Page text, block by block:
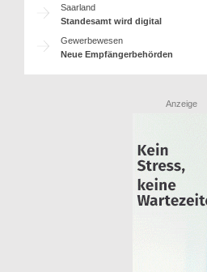
Saarland
Standesamt wird digital
Gewerbewesen
Neue Empfängerbehörden
Anzeige